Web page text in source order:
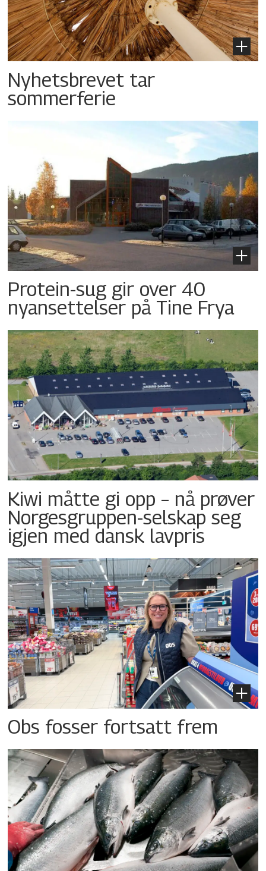
Nyhetsbrevet tar
sommerferie
Protein-sug gir over 40
nyansettelser på Tine Frya
Kiwi måtte gi opp – nå prøver
Norgesgruppen-selskap seg
igjen med dansk lavpris
Obs fosser fortsatt frem